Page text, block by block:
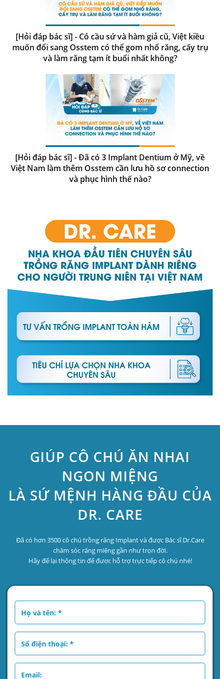
[Hỏi đáp bác sĩ] - Có cầu sứ và hàm giả cũ, Việt kiều
muốn đổi sang Osstem có thể gom nhổ răng, cấy trụ
và làm răng tạm ít buổi nhất không?
[Hỏi đáp bác sĩ] - Đã có 3 Implant Dentium ở Mỹ, về
Việt Nam làm thêm Osstem cần lưu hồ sơ connection
và phục hình thế nào?
GIÚP CÔ CHÚ ĂN NHAI
NGON MIỆNG
LÀ SỨ MỆNH HÀNG ĐẦU CỦA
DR. CARE
Đã có hơn 3500 cô chú trồng răng Implant và được Bác sĩ Dr.Care
chăm sóc răng miệng gần như trọn đời.
Hãy để lại thông tin để được hỗ trợ trực tiếp cô chú nhé!